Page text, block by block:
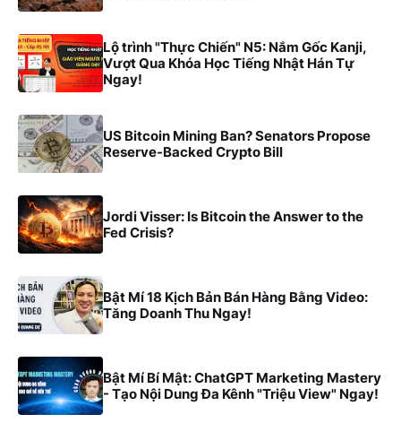
Lộ trình "Thực Chiến" N5: Nắm Gốc Kanji,
Vượt Qua Khóa Học Tiếng Nhật Hán Tự
Ngay!
US Bitcoin Mining Ban? Senators Propose
Reserve-Backed Crypto Bill
Jordi Visser: Is Bitcoin the Answer to the
Fed Crisis?
Bật Mí 18 Kịch Bản Bán Hàng Bằng Video:
Tăng Doanh Thu Ngay!
Bật Mí Bí Mật: ChatGPT Marketing Mastery
- Tạo Nội Dung Đa Kênh "Triệu View" Ngay!